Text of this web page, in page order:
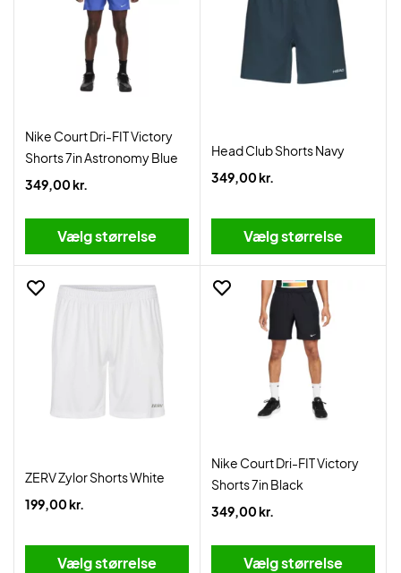
Nike Court Dri-FIT Victory
Shorts 7in Astronomy Blue
349,00 kr.
Vælg størrelse
Head Club Shorts Navy
349,00 kr.
Vælg størrelse
ZERV Zylor Shorts White
199,00 kr.
Vælg størrelse
Nike Court Dri-FIT Victory
Shorts 7in Black
349,00 kr.
Vælg størrelse